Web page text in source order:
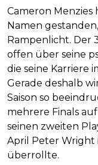
Cameron
Namen
Rampenlicht. Der
offen über seine
die seine Karriere
Gerade deshalb
Saison so
mehrere Finals
seinen zweiten
April Peter Wright
überrollte.